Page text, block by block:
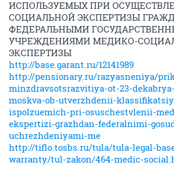
ИСПОЛЬЗУЕМЫХ ПРИ
СОЦИАЛЬНОЙ ЭКСПЕРТИЗЫ
ФЕДЕРАЛЬНЫМИ
УЧРЕЖДЕНИЯМИ МЕДИКО-
ЭКСПЕРТИЗЫ
http://base.garant.ru/12141989
http://pensionary.ru/razyasneniya/
minzdravsotsrazvitiya-ot-23-
moskva-ob-utverzhdenii-
ispolzuemich-pri-osuschestvlenii-
ekspertizi-grazhdan-federalnimi-
uchrezhdeniyami-me
http://tiflo.tosbs.ru/tula/tula-legal-
warranty/tul-zakon/464-medic-